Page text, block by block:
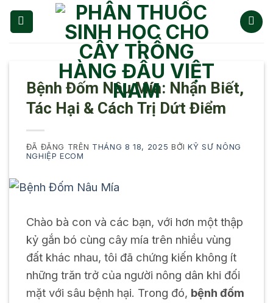
Chuyển
đến
Bệnh Đốm Nâu Mía: Nhận Biết,
Tác Hại & Cách Trị Dứt Điểm
ĐÃ ĐĂNG TRÊN THÁNG 8 18, 2025 BỞIKỸ SƯ NÔNG
NGHIỆP ECOM
Chào bà con và các bạn, với hơn một thập
kỷ gắn bó cùng cây mía trên nhiều vùng
đất khác nhau, tôi đã chứng kiến không ít
những trăn trở của người nông dân khi đối
mặt với sâu bệnh hại. Trong đó, bệnh đốm